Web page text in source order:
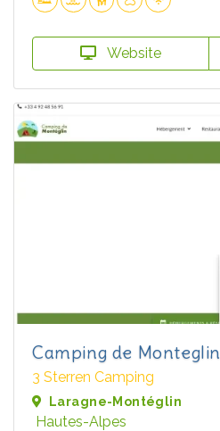
Website
Camping de Monteglin
3 Sterren Camping
Laragne-Montéglin
Hautes-Alpes